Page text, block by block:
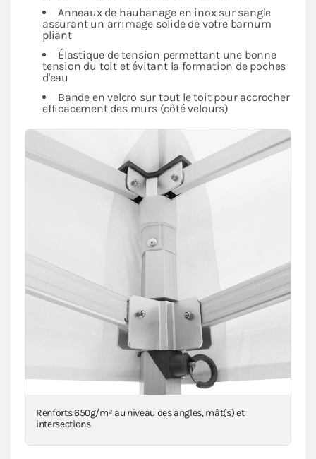
Anneaux de haubanage en inox sur sangle
assurant un arrimage solide de votre barnum
pliant
Élastique de tension permettant une bonne
tension du toit et évitant la formation de poches
d'eau
Bande en velcro sur tout le toit pour accrocher
efficacement des murs (côté velours)
Renforts 650g/m² au niveau des angles, mât(s) et
intersections